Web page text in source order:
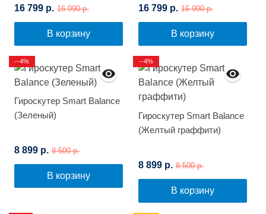
16 799 р. 16 990 р.
В корзину
16 799 р. 16 990 р.
В корзину
Гироскутер Smart Balance
(Зеленый)
8 899 р. 8 500 р.
В корзину
--4%
Гироскутер Smart Balance
(Желтый граффити)
8 899 р. 8 500 р.
В корзину
--4%